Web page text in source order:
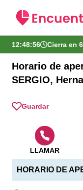
12:48:56 Cierra en
Horario de
SERGIO,
Guardar
HORARIO DE
LLAMAR